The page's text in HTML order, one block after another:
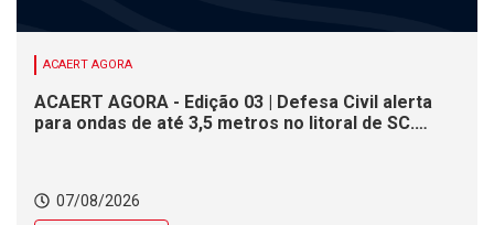
ACAERT AGORA
ACAERT AGORA - Edição 03 | Defesa Civil alerta
para ondas de até 3,5 metros no litoral de SC.
07/08/2026